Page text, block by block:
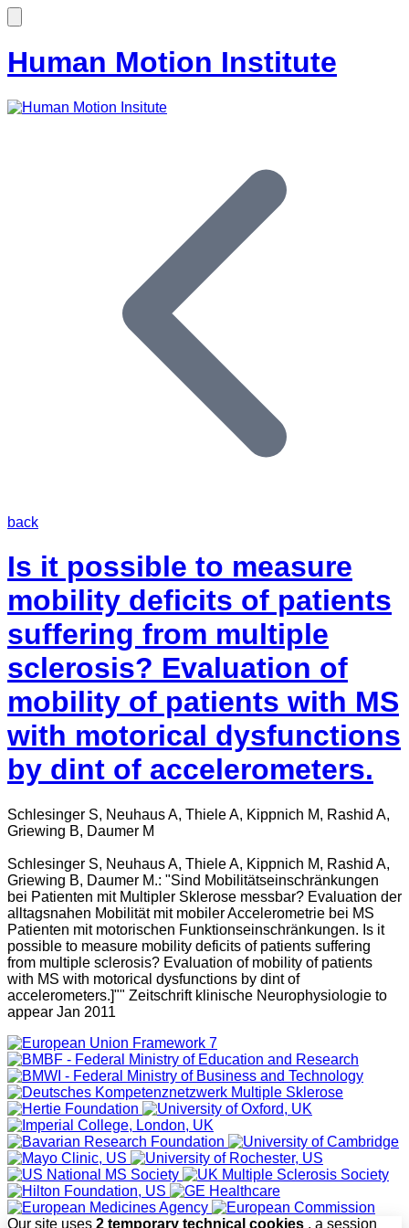
Human Motion Institute
back
Is it possible to measure
mobility deficits of patients
suffering from multiple
sclerosis? Evaluation of
mobility of patients with MS
with motorical dysfunctions
by dint of accelerometers.
Schlesinger S, Neuhaus A, Thiele A, Kippnich M, Rashid A,
Griewing B, Daumer M
Schlesinger S, Neuhaus A, Thiele A, Kippnich M, Rashid A,
Griewing B, Daumer M.: "Sind Mobilitätseinschränkungen
bei Patienten mit Multipler Sklerose messbar? Evaluation der
alltagsnahen Mobilität mit mobiler Accelerometrie bei MS
Patienten mit motorischen Funktionseinschränkungen. Is it
possible to measure mobility deficits of patients suffering
from multiple sclerosis? Evaluation of mobility of patients
with MS with motorical dysfunctions by dint of
accelerometers.]"" Zeitschrift klinische Neurophysiologie to
appear Jan 2011
Our site uses 2 temporary technical cookies , a session